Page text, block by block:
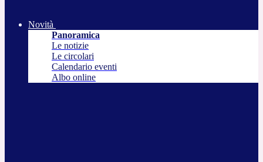
Novità
Panoramica
Le notizie
Le circolari
Calendario eventi
Albo online